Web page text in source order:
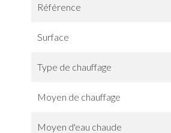
Référence
Surface
Type de chauffage
Moyen de chauffage
Moyen d'eau chaude